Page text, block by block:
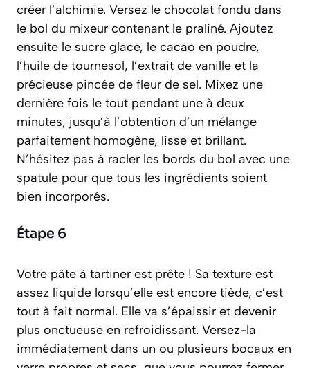
créer l’alchimie. Versez le chocolat fondu dans
le bol du mixeur contenant le praliné. Ajoutez
ensuite le sucre glace, le cacao en poudre,
l’huile de tournesol, l’extrait de vanille et la
précieuse pincée de fleur de sel. Mixez une
dernière fois le tout pendant une à deux
minutes, jusqu’à l’obtention d’un mélange
parfaitement homogène, lisse et brillant.
N’hésitez pas à racler les bords du bol avec une
spatule pour que tous les ingrédients soient
bien incorporés.
Étape 6
Votre pâte à tartiner est prête ! Sa texture est
assez liquide lorsqu’elle est encore tiède, c’est
tout à fait normal. Elle va s’épaissir et devenir
plus onctueuse en refroidissant. Versez-la
immédiatement dans un ou plusieurs bocaux en